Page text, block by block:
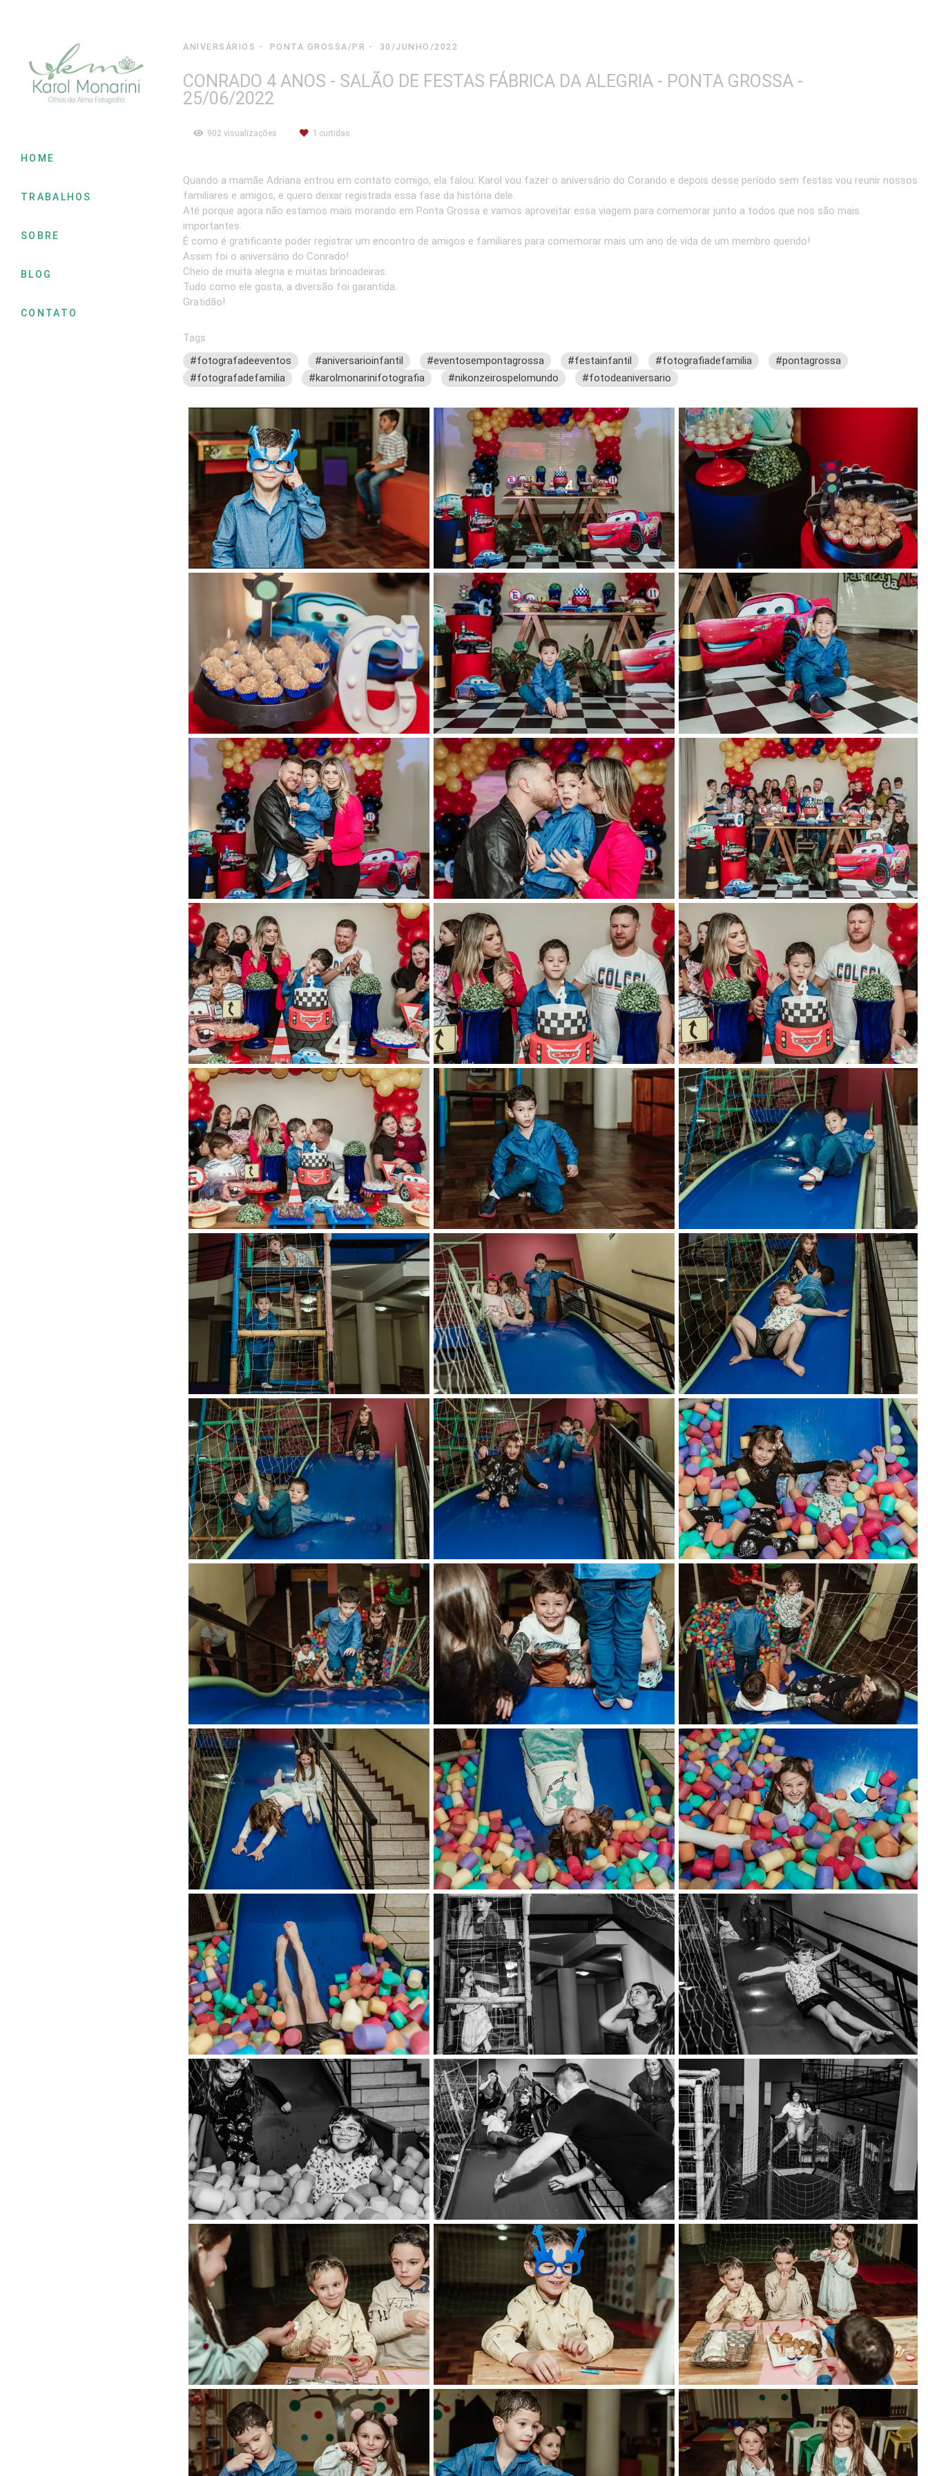
HOME
TRABALHOS
SOBRE
BLOG
CONTATO
ANIVERSÁRIOS PONTA GROSSA/PR 30/JUNHO/2022
CONRADO 4 ANOS - SALÃO DE FESTAS FÁBRICA DA ALEGRIA - PONTA GROSSA -
25/06/2022
902 visualizações 1 curtidas
Quando a mamãe Adriana entrou em contato comigo, ela falou: Karol vou fazer o aniversário do Corando e depois desse período sem festas vou reunir nossos
familiares e amigos, e quero deixar registrada essa fase da história dele.
Até porque agora não estamos mais morando em Ponta Grossa e vamos aproveitar essa viagem para comemorar junto a todos que nos são mais
importantes.
É como é gratificante poder registrar um encontro de amigos e familiares para comemorar mais um ano de vida de um membro querido!
Assim foi o aniversário do Conrado!
Cheio de muita alegria e muitas brincadeiras.
Tudo como ele gosta, a diversão foi garantida.
Gratidão!
Tags
#fotografadeeventos
#aniversarioinfantil #eventosempontagrossa #festainfantil #fotografiadefamilia
#pontagrossa
#fotografadefamilia
#karolmonarinifotografia #nikonzeirospelomundo #fotodeaniversario